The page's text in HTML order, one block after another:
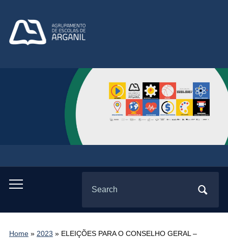
Toggle
menu
for:
Home» 2023 » ELEIÇÕES PARA O CONSELHO GERAL –